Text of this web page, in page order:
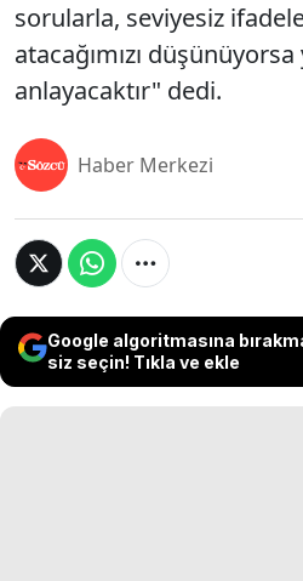
sorularla, seviyesiz
atacağımızı düşünüyorsa
anlayacaktır" dedi.
Haber Merkezi
Google algoritmasına
siz seçin! Tıkla ve ekle